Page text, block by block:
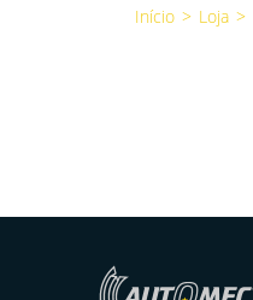
Início > Loja >